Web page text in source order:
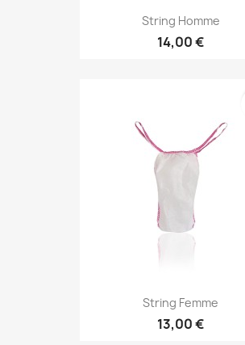
String Homme
14,00 €
String Femme
13,00 €